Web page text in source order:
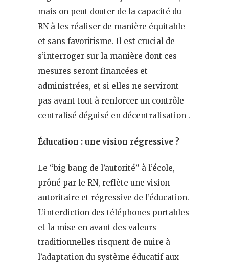
mais on peut douter de la capacité du
RN à les réaliser de manière équitable
et sans favoritisme. Il est crucial de
s’interroger sur la manière dont ces
mesures seront financées et
administrées, et si elles ne serviront
pas avant tout à renforcer un contrôle
centralisé déguisé en décentralisation .
Éducation : une vision régressive ?
Le “big bang de l’autorité” à l’école,
prôné par le RN, reflète une vision
autoritaire et régressive de l’éducation.
L’interdiction des téléphones portables
et la mise en avant des valeurs
traditionnelles risquent de nuire à
l’adaptation du système éducatif aux